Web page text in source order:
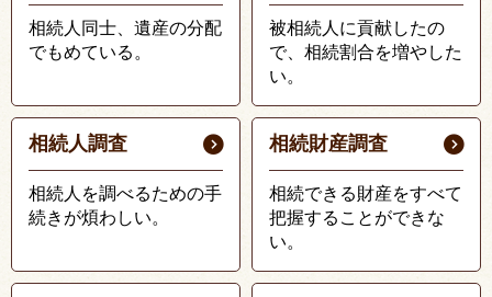
相続人同士、遺産の分配
でもめている。
被相続人に貢献したの
で、相続割合を増やした
い。
相続人調査
相続人を調べるための手
続きが煩わしい。
相続財産調査
相続できる財産をすべて
把握することができな
い。